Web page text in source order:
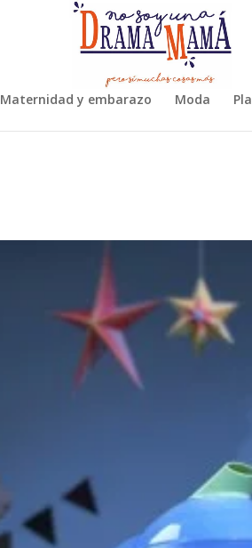
Maternidad y embarazo Moda